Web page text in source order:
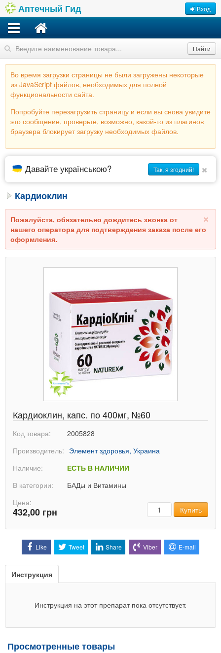
Аптечный Гид Вход
Найти
Во время загрузки страницы не были загружены некоторые
из JavaScript файлов, необходимых для полной
функциональности сайта.
Попробуйте перезагрузить страницу и если вы снова увидите
это сообщение, проверьте, возможно, какой-то из плагинов
браузера блокирует загрузку необходимых файлов.
Давайте українською? Так, я згодний!
Кардиоклин
Пожалуйста, обязательно дождитесь звонка от
нашего оператора для подтверждения заказа после его
оформления.
Кардиоклин, капс. по 400мг, №60
Код товара:
2005828
Производитель: Элемент здоровья, Украина
Наличие:
ЕСТЬ В НАЛИЧИИ
В категории:
БАДы и Витамины
Цена:
432,00 грн КоличествоКупить
Like Tweet Share Viber E-mail
Инструкция
Инструкция на этот препарат пока отсутствует.
Просмотренные товары